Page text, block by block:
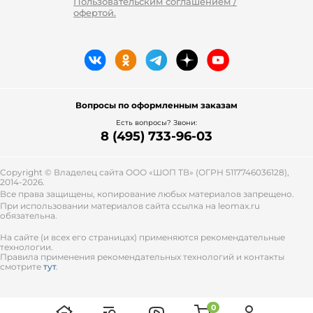
0
офертой.
Вопросы по оформленным заказам
Есть вопросы? Звони:
8 (495) 733-96-03
Copyright © Владелец сайта ООО «ШОП ТВ» (ОГРН 5117746036128),
2014-2026.
Все права защищены, копирование любых материалов запрещено.
При использовании материалов сайта ссылка на leomax.ru
обязательна.
На сайте (и всех его страницах) применяются рекомендательные
технологии.
Правила применения рекомендательных технологий и контакты
смотрите тут.